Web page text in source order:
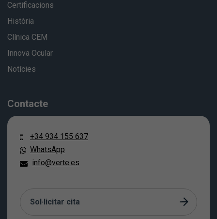
Certificacions
Història
Clínica CEM
Innova Ocular
Notícies
Contacte
+34 934 155 637
WhatsApp
info@verte.es
Sol·licitar cita